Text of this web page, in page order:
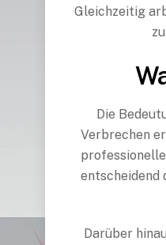
Gleichzeitig
Die
Verbrechen
entscheidend
Darüber